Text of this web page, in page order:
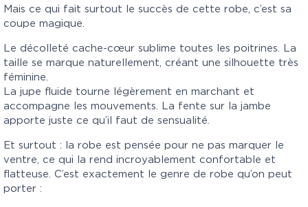
Mais ce qui fait surtout le succès de cette robe, c’est sa
coupe magique.
Le décolleté cache-cœur sublime toutes les poitrines. La
taille se marque naturellement, créant une silhouette très
féminine.
La jupe fluide tourne légèrement en marchant et
accompagne les mouvements. La fente sur la jambe
apporte juste ce qu’il faut de sensualité.
Et surtout : la robe est pensée pour ne pas marquer le
ventre, ce qui la rend incroyablement confortable et
flatteuse. C’est exactement le genre de robe qu’on peut
porter :